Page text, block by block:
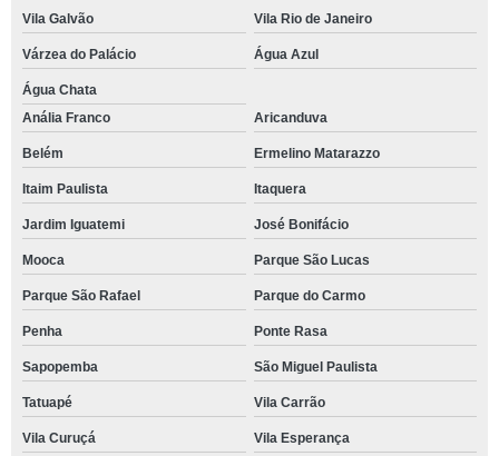
Vila Galvão Vila Rio de Janeiro
Várzea do Palácio Água Azul
Água Chata
Anália Franco
Aricanduva
Belém Ermelino Matarazzo
Itaim Paulista Itaquera
Jardim Iguatemi José Bonifácio
Mooca Parque São Lucas
Parque São Rafael Parque do Carmo
Penha Ponte Rasa
Sapopemba São Miguel Paulista
Tatuapé Vila Carrão
Vila Curuçá Vila Esperança